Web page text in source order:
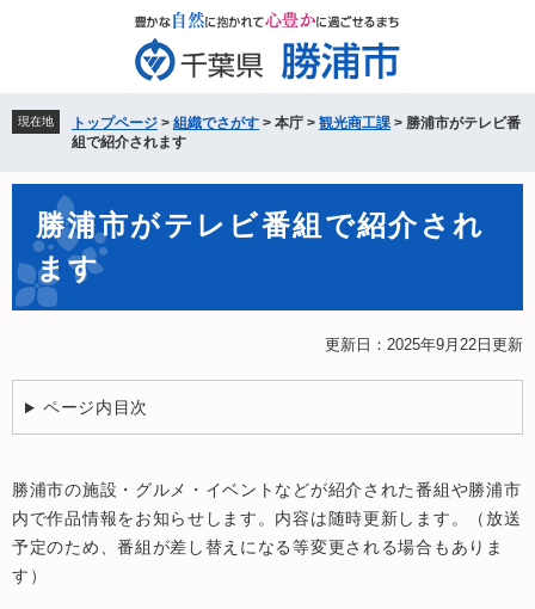
先
頭
す。
を
飛
し
現在地 トップページ > 組織でさがす > 本庁 > 観光商工課 > 勝浦市がテレビ番
組で紹介されます
勝浦市がテレビ番組で紹介され
ます
更新日：2025年9月22日更新
ページ内目次
勝浦市の施設・グルメ・イベントなどが紹介された番組や勝浦市
内で作品情報をお知らせします。内容は随時更新します。（放送
予定のため、番組が差し替えになる等変更される場合もありま
す）